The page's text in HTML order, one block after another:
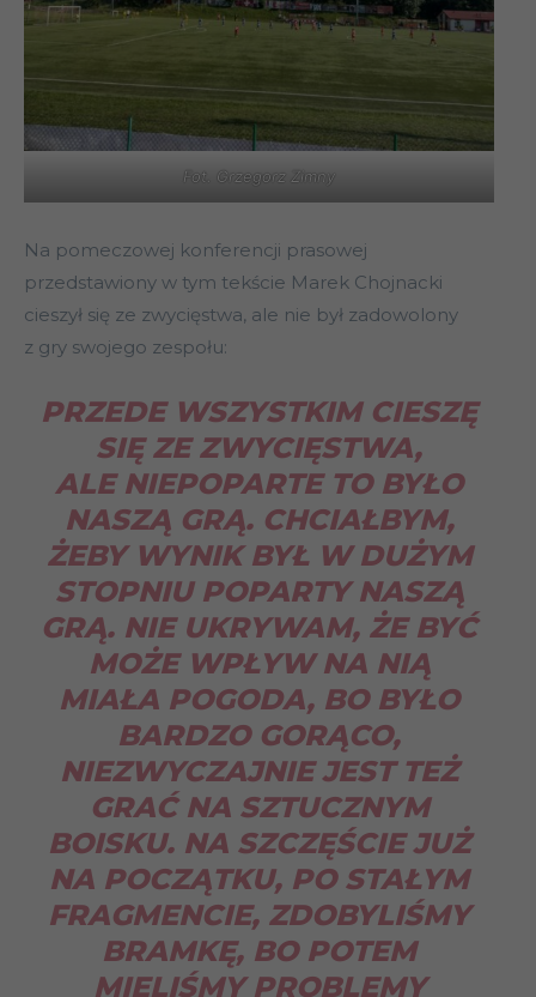
Fot. Grzegorz Zimny
Na pomeczowej konferencji prasowej
przedstawiony w tym tekście Marek Chojnacki
cieszył się ze zwycięstwa, ale nie był zadowolony
z gry swojego zespołu:
PRZEDE WSZYSTKIM CIESZĘ
SIĘ ZE ZWYCIĘSTWA,
ALE NIEPOPARTE TO BYŁO
NASZĄ GRĄ. CHCIAŁBYM,
ŻEBY WYNIK BYŁ W DUŻYM
STOPNIU POPARTY NASZĄ
GRĄ. NIE UKRYWAM, ŻE BYĆ
MOŻE WPŁYW NA NIĄ
MIAŁA POGODA, BO BYŁO
BARDZO GORĄCO,
NIEZWYCZAJNIE JEST TEŻ
GRAĆ NA SZTUCZNYM
BOISKU. NA SZCZĘŚCIE JUŻ
NA POCZĄTKU, PO STAŁYM
FRAGMENCIE, ZDOBYLIŚMY
BRAMKĘ, BO POTEM
MIELIŚMY PROBLEMY